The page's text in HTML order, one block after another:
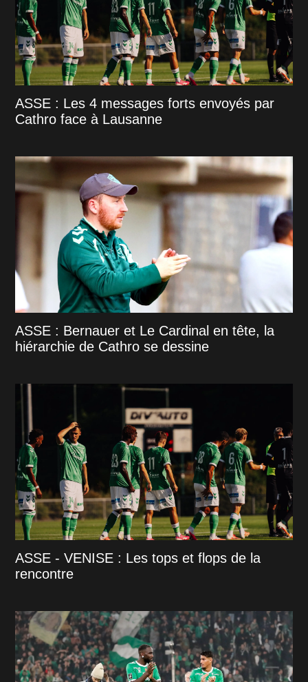
ASSE : Les 4 messages forts envoyés par
Cathro face à Lausanne
ASSE : Bernauer et Le Cardinal en tête, la
hiérarchie de Cathro se dessine
ASSE - VENISE : Les tops et flops de la
rencontre